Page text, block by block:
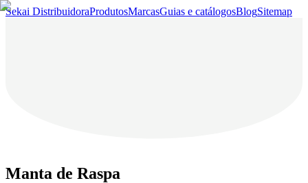
Sekai DistribuidoraProdutosMarcasGuias e catálogosBlogSitemap
Manta de Raspa